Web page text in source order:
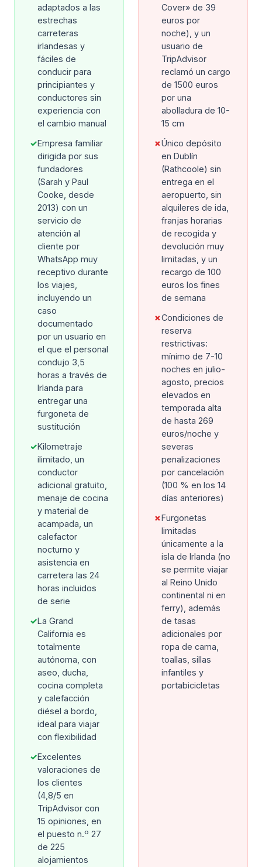
adaptados a las
estrechas
carreteras
irlandesas y
fáciles de
conducir para
principiantes y
conductores sin
experiencia con
el cambio manual
✓Empresa familiar
dirigida por sus
fundadores
(Sarah y Paul
Cooke, desde
2013) con un
servicio de
atención al
cliente por
WhatsApp muy
receptivo durante
los viajes,
incluyendo un
caso
documentado
por un usuario en
el que el personal
condujo 3,5
horas a través de
Irlanda para
entregar una
furgoneta de
sustitución
✓Kilometraje
ilimitado, un
conductor
adicional gratuito,
menaje de cocina
y material de
acampada, un
calefactor
nocturno y
asistencia en
carretera las 24
horas incluidos
de serie
✓La Grand
California es
totalmente
autónoma, con
aseo, ducha,
cocina completa
y calefacción
diésel a bordo,
ideal para viajar
con flexibilidad
✓Excelentes
valoraciones de
los clientes
(4,8/5 en
TripAdvisor con
15 opiniones, en
el puesto n.º 27
de 225
alojamientos
Cover» de 39
euros por
noche), y un
usuario de
TripAdvisor
reclamó un cargo
de 1500 euros
por una
abolladura de 10-
15 cm
✗Único depósito
en Dublín
(Rathcoole) sin
entrega en el
aeropuerto, sin
alquileres de ida,
franjas horarias
de recogida y
devolución muy
limitadas, y un
recargo de 100
euros los fines
de semana
✗Condiciones de
reserva
restrictivas:
mínimo de 7-10
noches en julio-
agosto, precios
elevados en
temporada alta
de hasta 269
euros/noche y
severas
penalizaciones
por cancelación
(100 % en los 14
días anteriores)
✗Furgonetas
limitadas
únicamente a la
isla de Irlanda (no
se permite viajar
al Reino Unido
continental ni en
ferry), además
de tasas
adicionales por
ropa de cama,
toallas, sillas
infantiles y
portabicicletas